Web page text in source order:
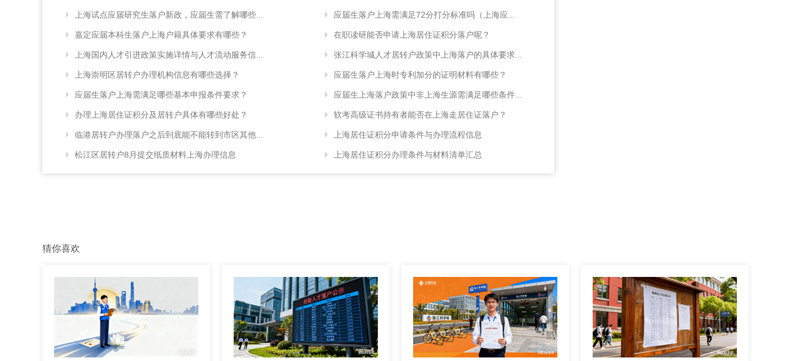
上海试点应届研究生落户新政，应届生需了解哪些...
嘉定应届本科生落户上海户籍具体要求有哪些？
上海国内人才引进政策实施详情与人才流动服务信...
上海崇明区居转户办理机构信息有哪些选择？
应届生落户上海需满足哪些基本申报条件要求？
办理上海居住证积分及居转户具体有哪些好处？
临港居转户办理落户之后到底能不能转到市区其他...
松江区居转户8月提交纸质材料上海办理信息
应届生落户上海需满足72分打分标准吗（上海应...
在职读研能否申请上海居住证积分落户呢？
张江科学城人才居转户政策中上海落户的具体要求...
应届生落户上海时专利加分的证明材料有哪些？
应届生上海落户政策中非上海生源需满足哪些条件...
软考高级证书持有者能否在上海走居住证落户？
上海居住证积分申请条件与办理流程信息
上海居住证积分办理条件与材料清单汇总
猜你喜欢